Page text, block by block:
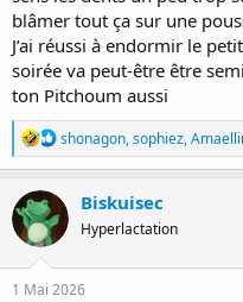
blâmer tout ça sur une
J’ai réussi à endormir le
soirée va peut-être être
ton Pitchoum aussi
R
é
a
c
t
i
n
s
shonagon,sophiez,
Biskuisec
Hyperlactation
1 Mai 2026